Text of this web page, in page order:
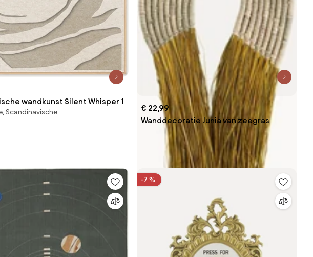
wandkunst Silent Whisper 1
Scandinavische
€ 22,99
Wanddecoratie Junia van zeegras
-7 %